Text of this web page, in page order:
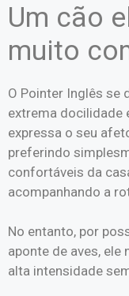
Um cão
muito
O Pointer Inglês se
extrema docilidade
expressa o seu
preferindo
confortáveis da
acompanhando a
No entanto, por
aponte de aves,
alta intensidade